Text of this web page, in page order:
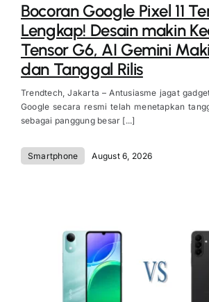
Bocoran Google Pixel 11
Lengkap! Desain makin
Tensor G6, AI Gemini
dan Tanggal Rilis
Trendtech, Jakarta – Antusiasme jagat
Google secara resmi telah menetapkan
sebagai panggung besar [...]
Smartphone August 6, 2026